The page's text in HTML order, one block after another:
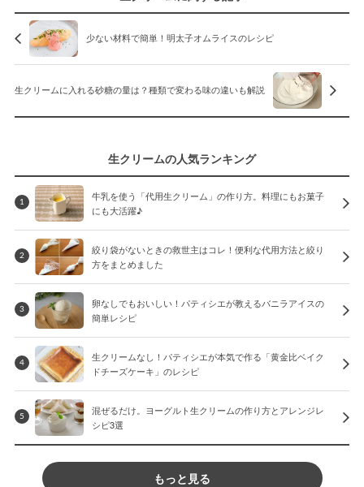
少ない材料で簡単！明太子オムライスのレシピ
生クリームに入れる砂糖の量は？種類で変わる味の違いも解説
生クリームの人気ランキング
1
牛乳を使う「代用生クリーム」の作り方。料理にもお菓子
にも大活躍♪
2
絞り袋がないときの救世主はコレ！便利な代用方法と絞り
方をまとめました
3
卵なしでもおいしい！パティシエが教えるバニラアイスの
簡単レシピ
4
生クリームなし！パティシエが本気で作る「黄金比ベイク
ドチーズケーキ」のレシピ
5
混ぜるだけ。ヨーグルト生クリームの作り方とアレンジレ
シピ3選
もっと見る